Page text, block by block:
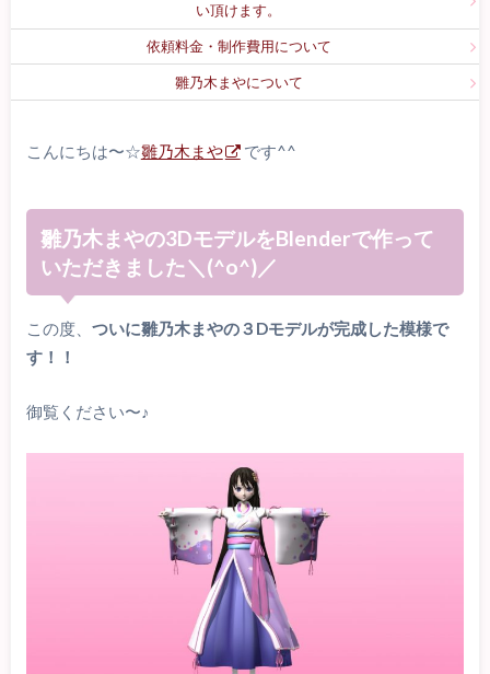
い頂けます。
依頼料金・制作費用について
雛乃木まやについて
こんにちは〜☆雛乃木まや です^^
雛乃木まやの3DモデルをBlenderで作って
いただきました＼(^o^)／
この度、 ついに雛乃木まやの３Dモデルが完成した模様で
す！！
御覧ください〜♪